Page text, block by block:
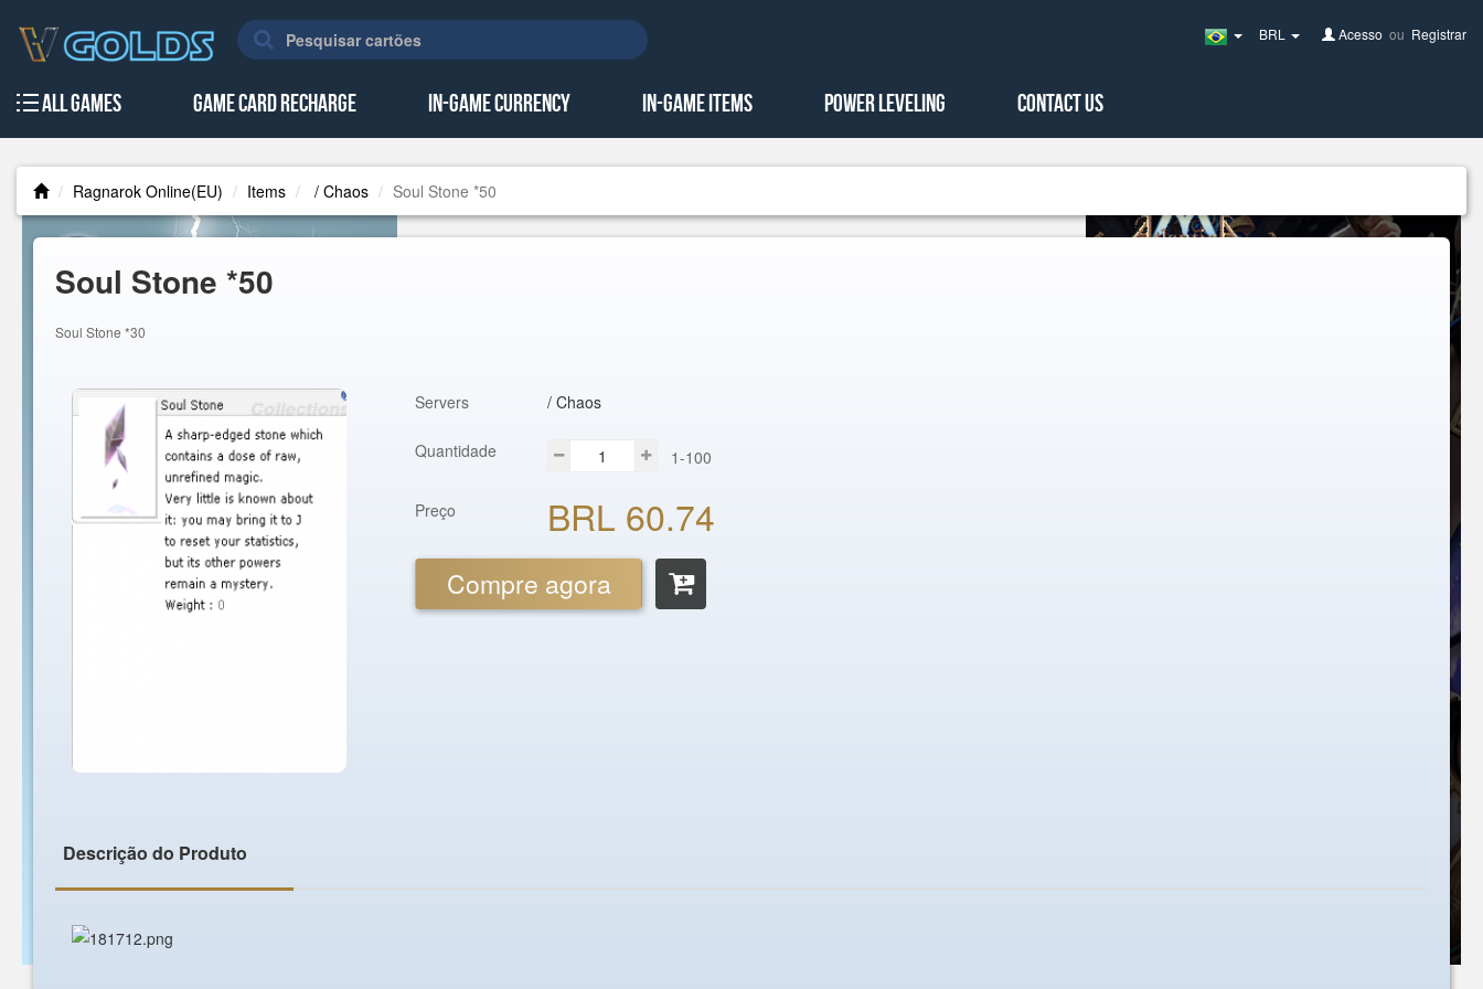
Brazil(Português)
BRL Acesso ou Registrar
All Games Game Card Recharge In-Game Currency In-Game Items Power Leveling Contact Us
Ragnarok Online(EU) Items / Chaos Soul Stone *50
Soul Stone *50
Soul Stone *30
Servers / Chaos
Quantidade 1-100
Preço BRL 60.74
Compre agora
Descrição do Produto